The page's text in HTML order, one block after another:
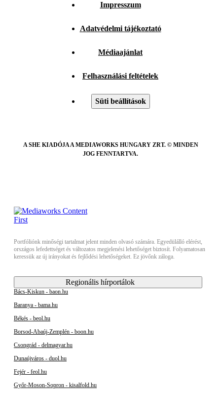
Impresszum
Adatvédelmi tájékoztató
Médiaajánlat
Felhasználási feltételek
Süti beállítások
A SHE KIADÓJA A MEDIAWORKS HUNGARY ZRT. © MINDEN
JOG FENNTARTVA.
Portfóliónk minőségi tartalmat jelent minden olvasó számára. Egyedülálló elérést,
országos lefedettséget és változatos megjelenési lehetőséget biztosít. Folyamatosan
keressük az új irányokat és fejlődési lehetőségeket. Ez jövőnk záloga.
Regionális hírportálok
Bács-Kiskun - baon.hu
Baranya - bama.hu
Békés - beol.hu
Borsod-Abaúj-Zemplén - boon.hu
Csongrád - delmagyar.hu
Dunaújváros - duol.hu
Fejér - feol.hu
Győr-Moson-Sopron - kisalfold.hu